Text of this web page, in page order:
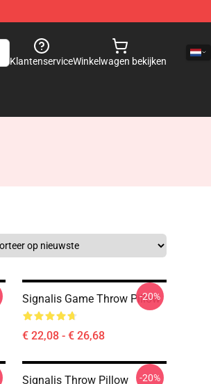
KlantenserviceWinkelwagen bekijken
Signalis Game Throw Pillow
€ 22,08 - € 26,68
-20%
Signalis Throw Pillow -20%